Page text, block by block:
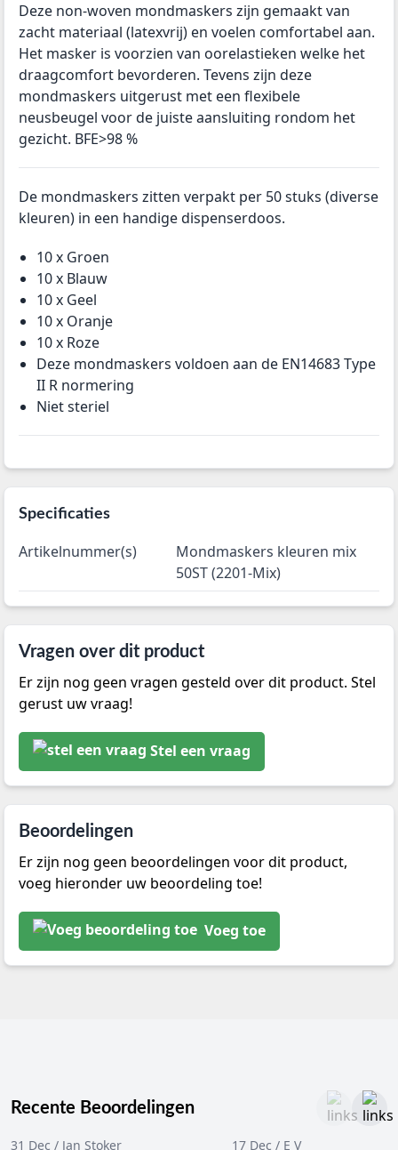
Deze non-woven mondmaskers zijn gemaakt van
zacht materiaal (latexvrij) en voelen comfortabel aan.
Het masker is voorzien van oorelastieken welke het
draagcomfort bevorderen. Tevens zijn deze
mondmaskers uitgerust met een flexibele
neusbeugel voor de juiste aansluiting rondom het
gezicht. BFE>98 %
De mondmaskers zitten verpakt per 50 stuks (diverse
kleuren) in een handige dispenserdoos.
10 x Groen
10 x Blauw
10 x Geel
10 x Oranje
10 x Roze
Deze mondmaskers voldoen aan de EN14683 Type
II R normering
Niet steriel
Specificaties
Artikelnummer(s)
Mondmaskers kleuren mix
50ST (2201-Mix)
Vragen over dit product
Er zijn nog geen vragen gesteld over dit product. Stel
gerust uw vraag!
Stel een vraag
Beoordelingen
Er zijn nog geen beoordelingen voor dit product,
voeg hieronder uw beoordeling toe!
Voeg toe
Recente Beoordelingen
31 Dec / Jan Stoker 17 Dec / E V